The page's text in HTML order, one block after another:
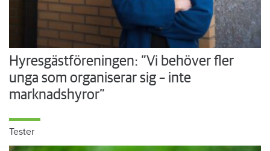
Hyresgästföreningen: ”Vi behöver fler
unga som organiserar sig – inte
marknadshyror”
Tester